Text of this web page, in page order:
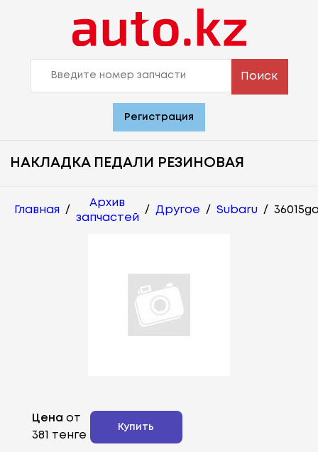
Поиск
Регистрация
НАКЛАДКА ПЕДАЛИ РЕЗИНОВАЯ
Главная /
Архив
запчастей
/ Другое / Subaru /
Цена от
381 тенге
Купить